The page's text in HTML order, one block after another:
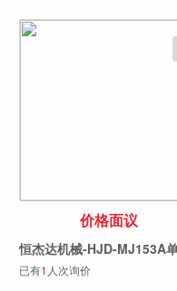
价格面议
已有1 人次询价